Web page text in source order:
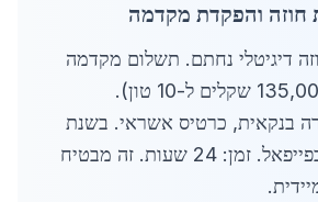
דיגיטלי נחתם. תשלום מקדמה
30% (למשל 135,000 שקלים ל-10 טון).
בנקאית, כרטיס אשראי. בשנת
2026, תמיכה בפייפאל. זמן: 24 שעות. זה מבטיח